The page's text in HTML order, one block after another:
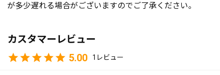
が多少遅れる場合がございますのでご了承ください。
カスタマーレビュー
5.00
1